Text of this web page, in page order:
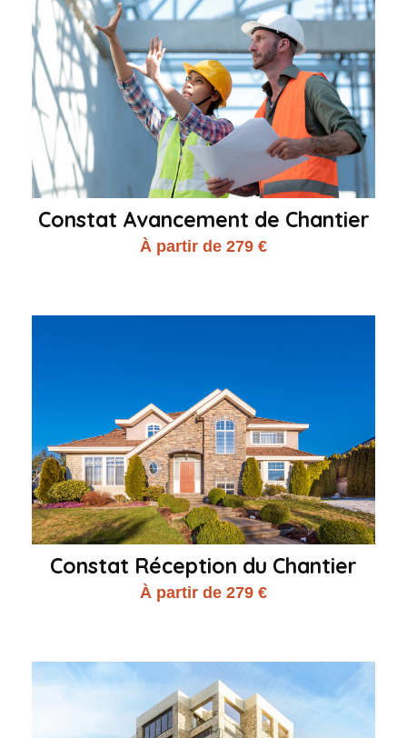
Constat Avancement de Chantier
À partir de 279 €
Constat Réception du Chantier
À partir de 279 €